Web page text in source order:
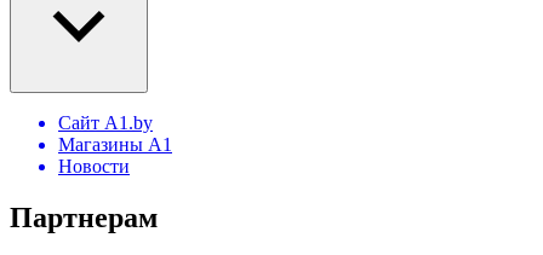
Сайт A1.by
Магазины А1
Новости
Партнерам